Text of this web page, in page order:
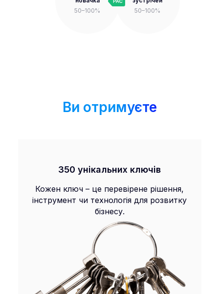
50–100%
50–100%
Ви отримуєте
350 унікальних ключів
Кожен ключ – це перевірене рішення,
інструмент чи технологія для розвитку
бізнесу.